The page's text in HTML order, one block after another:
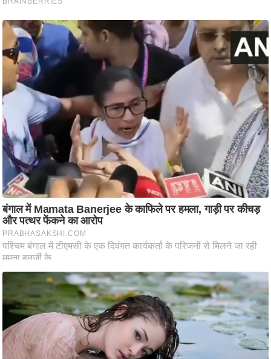
ट
ने
स
मं
त्रा
रि
न
शि
प
रा
ज
नी
ति
वि
श्ले
ण
स
म
सा